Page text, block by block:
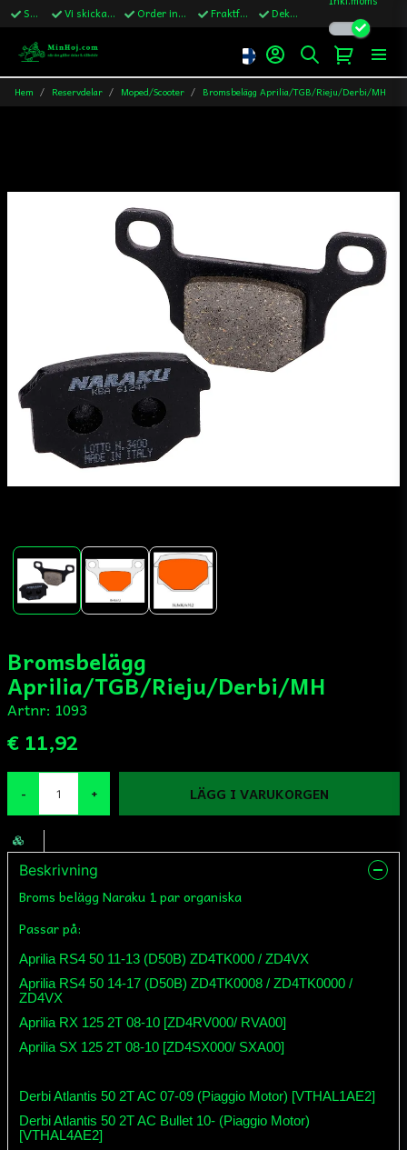
Snabba leveranser Vi skickar till Sverige,Danmark & Finland Order innan kl.13 skickas samma vardag Fraktfritt över 1200kr till Sverige Dekaler ingår i alla ordrar
Hem Reservdelar Moped/Scooter Bromsbelägg Aprilia/TGB/Rieju/Derbi/MH
Bromsbelägg
Aprilia/TGB/Rieju/Derbi/MH
Artnr: 1093
€ 11,92
- + LÄGG I VARUKORGEN
Beskrivning
Broms belägg Naraku 1 par organiska
Passar på:
Aprilia RS4 50 11-13 (D50B) ZD4TK000 / ZD4VX
Aprilia RS4 50 14-17 (D50B) ZD4TK0008 / ZD4TK0000 /
ZD4VX
Aprilia RX 125 2T 08-10 [ZD4RV000/ RVA00]
Aprilia SX 125 2T 08-10 [ZD4SX000/ SXA00]
Derbi Atlantis 50 2T AC 07-09 (Piaggio Motor) [VTHAL1AE2]
Derbi Atlantis 50 2T AC Bullet 10- (Piaggio Motor)
[VTHAL4AE2]